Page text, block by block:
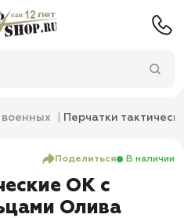
Перчатки
Поделиться В наличии
OK с
Олива